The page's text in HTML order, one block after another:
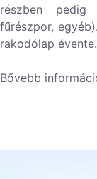
részben pedig
fűrészpor,
rakodólap évente.
Bővebb